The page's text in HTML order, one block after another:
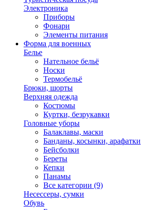
Электроника
Приборы
Фонари
Элементы питания
Форма для военных
Белье
Нательное бельё
Носки
Термобельё
Брюки, шорты
Верхняя одежда
Костюмы
Куртки, безрукавки
Головные уборы
Балаклавы, маски
Банданы, косынки, арафатки
Бейсболки
Береты
Кепки
Панамы
Все категории (9)
Несессеры, сумки
Обувь